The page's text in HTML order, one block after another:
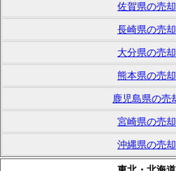
佐賀県の売
長崎県の売
大分県の売
熊本県の売
鹿児島県の売
宮崎県の売
沖縄県の売